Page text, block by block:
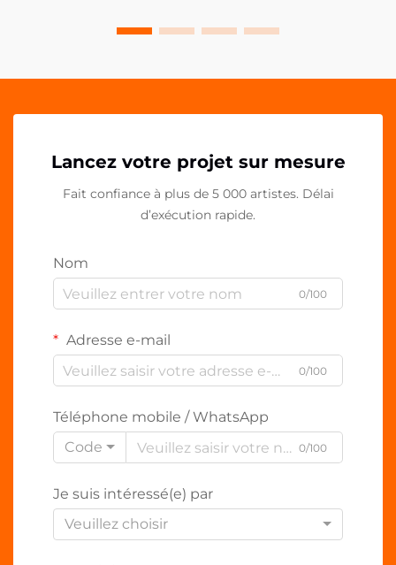
Lancez votre projet sur mesure
Fait confiance à plus de 5 000 artistes. Délai
d’exécution rapide.
Nom
0/100
Adresse e-mail
0/100
Téléphone mobile / WhatsApp
Code
0/100
Je suis intéressé(e) par
Veuillez choisir